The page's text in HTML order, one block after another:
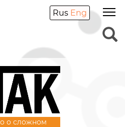
о сложном
Rus Eng